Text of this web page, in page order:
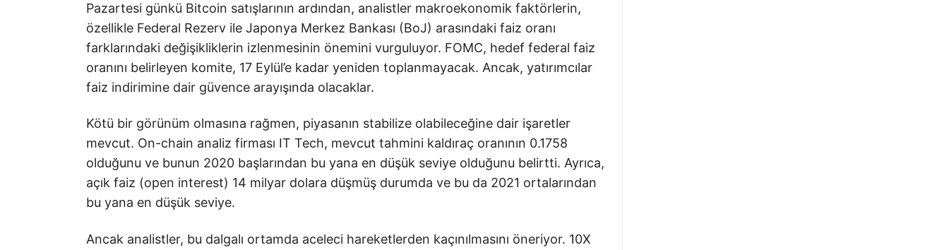
Pazartesi günkü Bitcoin satışlarının ardından, analistler makroekonomik faktörlerin,
özellikle Federal Rezerv ile Japonya Merkez Bankası (BoJ) arasındaki faiz oranı
farklarındaki değişikliklerin izlenmesinin önemini vurguluyor. FOMC, hedef federal faiz
oranını belirleyen komite, 17 Eylül’e kadar yeniden toplanmayacak. Ancak, yatırımcılar
faiz indirimine dair güvence arayışında olacaklar.
Kötü bir görünüm olmasına rağmen, piyasanın stabilize olabileceğine dair işaretler
mevcut. On-chain analiz firması IT Tech, mevcut tahmini kaldıraç oranının 0.1758
olduğunu ve bunun 2020 başlarından bu yana en düşük seviye olduğunu belirtti. Ayrıca,
açık faiz (open interest) 14 milyar dolara düşmüş durumda ve bu da 2021 ortalarından
bu yana en düşük seviye.
Ancak analistler, bu dalgalı ortamda aceleci hareketlerden kaçınılmasını öneriyor. 10X